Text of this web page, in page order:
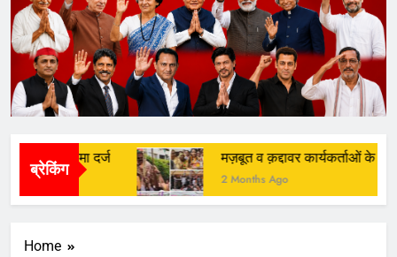
ब्रेकिंग
पर मुकदमा दर्ज मज़बूत व क़द्दावर कार्यकर्ताओं के दम पर
2 Months Ago
Home